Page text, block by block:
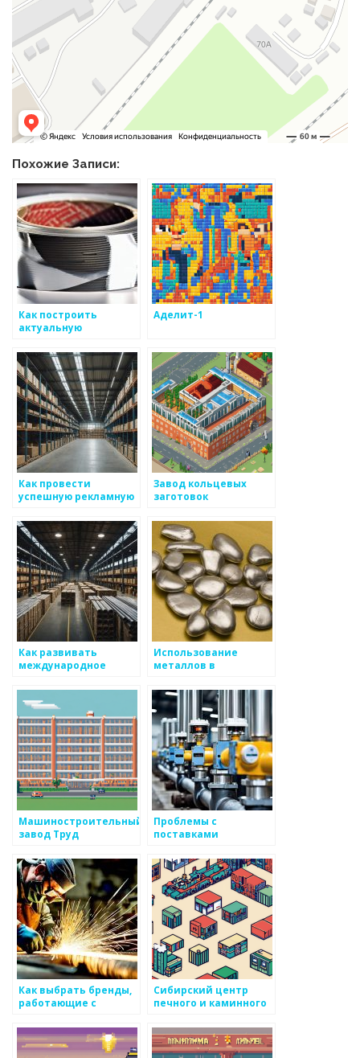
Похожие Записи:
Как построить
актуальную
коммуникацию в
сфере
металоизделий
Аделит-1
Как провести
успешную рекламную
металлургического
товара
Завод кольцевых
заготовок
Как развивать
международное
металловедении
Использование
металлов в
нефтяных платформ
Машиностроительный
завод Труд
Проблемы с
поставками
бизнес
Как выбрать бренды,
работающие с
Сибирский центр
печного и каминного